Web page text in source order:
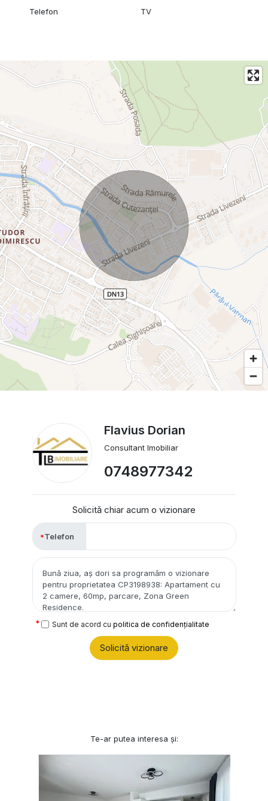
Telefon TV
Flavius Dorian
Consultant Imobiliar
0748977342
Solicită chiar acum o vizionare
Telefon
Sunt de acord cu politica de confidențialitate
Solicită vizionare
Te-ar putea interesa și: